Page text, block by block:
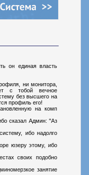
он единая власть
ни монитора,
с тобой вечное
без высшего на
профиль его!
на комп
сказал Админ: "Аз
ибо надолго
юзеру этому, ибо
своих подобно
занятие